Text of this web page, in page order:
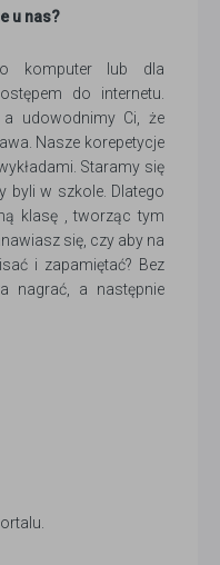
u nas?
komputer lub dla
do internetu.
udowodnimy Ci, że
Nasze korepetycje
Staramy się
byli w szkole. Dlatego
klasę , tworząc tym
się, czy aby na
i zapamiętać? Bez
nagrać, a następnie